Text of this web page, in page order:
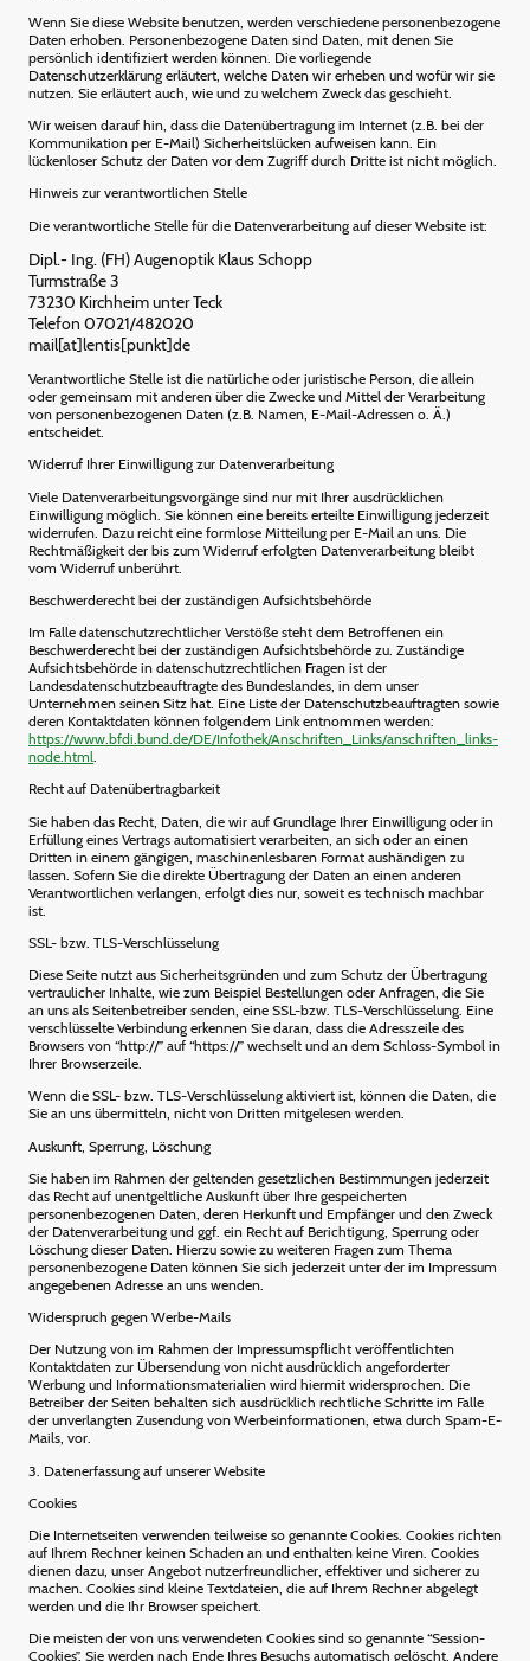
Wenn Sie diese Website benutzen, werden verschiedene personenbezogene
Daten erhoben. Personenbezogene Daten sind Daten, mit denen Sie
persönlich identifiziert werden können. Die vorliegende
Datenschutzerklärung erläutert, welche Daten wir erheben und wofür wir sie
nutzen. Sie erläutert auch, wie und zu welchem Zweck das geschieht.
Wir weisen darauf hin, dass die Datenübertragung im Internet (z.B. bei der
Kommunikation per E-Mail) Sicherheitslücken aufweisen kann. Ein
lückenloser Schutz der Daten vor dem Zugriff durch Dritte ist nicht möglich.
Hinweis zur verantwortlichen Stelle
Die verantwortliche Stelle für die Datenverarbeitung auf dieser Website ist:
Dipl.- Ing. (FH) Augenoptik Klaus Schopp
Turmstraße 3
73230 Kirchheim unter Teck
Telefon 07021/482020
mail[at]lentis[punkt]de
Verantwortliche Stelle ist die natürliche oder juristische Person, die allein
oder gemeinsam mit anderen über die Zwecke und Mittel der Verarbeitung
von personenbezogenen Daten (z.B. Namen, E-Mail-Adressen o. Ä.)
entscheidet.
Widerruf Ihrer Einwilligung zur Datenverarbeitung
Viele Datenverarbeitungsvorgänge sind nur mit Ihrer ausdrücklichen
Einwilligung möglich. Sie können eine bereits erteilte Einwilligung jederzeit
widerrufen. Dazu reicht eine formlose Mitteilung per E-Mail an uns. Die
Rechtmäßigkeit der bis zum Widerruf erfolgten Datenverarbeitung bleibt
vom Widerruf unberührt.
Beschwerderecht bei der zuständigen Aufsichtsbehörde
Im Falle datenschutzrechtlicher Verstöße steht dem Betroffenen ein
Beschwerderecht bei der zuständigen Aufsichtsbehörde zu. Zuständige
Aufsichtsbehörde in datenschutzrechtlichen Fragen ist der
Landesdatenschutzbeauftragte des Bundeslandes, in dem unser
Unternehmen seinen Sitz hat. Eine Liste der Datenschutzbeauftragten sowie
deren Kontaktdaten können folgendem Link entnommen werden:
https://www.bfdi.bund.de/DE/Infothek/Anschriften_Links/anschriften_links-
node.html.
Recht auf Datenübertragbarkeit
Sie haben das Recht, Daten, die wir auf Grundlage Ihrer Einwilligung oder in
Erfüllung eines Vertrags automatisiert verarbeiten, an sich oder an einen
Dritten in einem gängigen, maschinenlesbaren Format aushändigen zu
lassen. Sofern Sie die direkte Übertragung der Daten an einen anderen
Verantwortlichen verlangen, erfolgt dies nur, soweit es technisch machbar
ist.
SSL- bzw. TLS-Verschlüsselung
Diese Seite nutzt aus Sicherheitsgründen und zum Schutz der Übertragung
vertraulicher Inhalte, wie zum Beispiel Bestellungen oder Anfragen, die Sie
an uns als Seitenbetreiber senden, eine SSL-bzw. TLS-Verschlüsselung. Eine
verschlüsselte Verbindung erkennen Sie daran, dass die Adresszeile des
Browsers von “http://” auf “https://” wechselt und an dem Schloss-Symbol in
Ihrer Browserzeile.
Wenn die SSL- bzw. TLS-Verschlüsselung aktiviert ist, können die Daten, die
Sie an uns übermitteln, nicht von Dritten mitgelesen werden.
Auskunft, Sperrung, Löschung
Sie haben im Rahmen der geltenden gesetzlichen Bestimmungen jederzeit
das Recht auf unentgeltliche Auskunft über Ihre gespeicherten
personenbezogenen Daten, deren Herkunft und Empfänger und den Zweck
der Datenverarbeitung und ggf. ein Recht auf Berichtigung, Sperrung oder
Löschung dieser Daten. Hierzu sowie zu weiteren Fragen zum Thema
personenbezogene Daten können Sie sich jederzeit unter der im Impressum
angegebenen Adresse an uns wenden.
Widerspruch gegen Werbe-Mails
Der Nutzung von im Rahmen der Impressumspflicht veröffentlichten
Kontaktdaten zur Übersendung von nicht ausdrücklich angeforderter
Werbung und Informationsmaterialien wird hiermit widersprochen. Die
Betreiber der Seiten behalten sich ausdrücklich rechtliche Schritte im Falle
der unverlangten Zusendung von Werbeinformationen, etwa durch Spam-E-
Mails, vor.
3. Datenerfassung auf unserer Website
Cookies
Die Internetseiten verwenden teilweise so genannte Cookies. Cookies richten
auf Ihrem Rechner keinen Schaden an und enthalten keine Viren. Cookies
dienen dazu, unser Angebot nutzerfreundlicher, effektiver und sicherer zu
machen. Cookies sind kleine Textdateien, die auf Ihrem Rechner abgelegt
werden und die Ihr Browser speichert.
Die meisten der von uns verwendeten Cookies sind so genannte “Session-
Cookies”. Sie werden nach Ende Ihres Besuchs automatisch gelöscht. Andere